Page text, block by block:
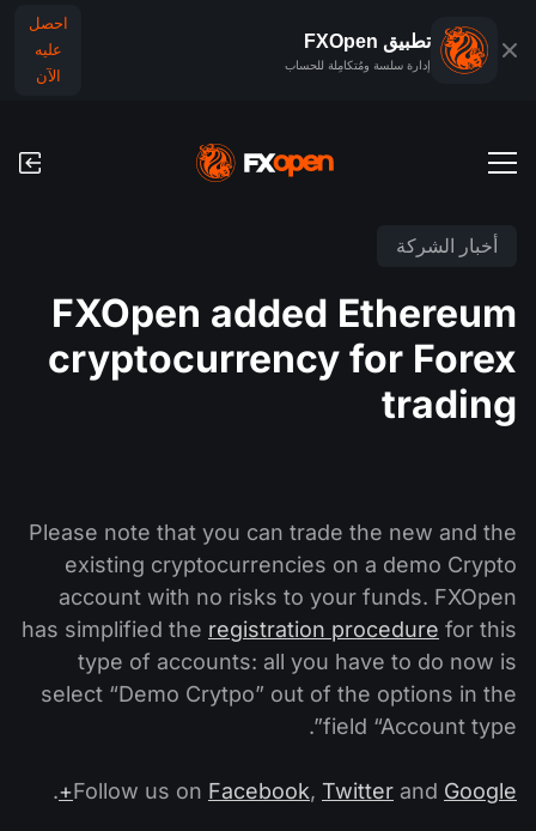
تطبيق FXOpen
إدارة سلسة ومُتكامِلة للحساب
احصل
عليه
الآن
الحساب التجريبي للفوركس
العمولات ورسوم التبييت (السواب)
عمليات الدفع
عمليات الإيداع والسحب
الفوركس
المؤشرات
التداول في صناديق الإستثمار المتداولة (ETF)
العملات الرقمية
منصَّات التداوُل
TickTrader
تطبيق FXOpen
iOS FXOpen App
Android FXOpen App
المُخدِّم الافتراضي الخاص (VPS)
واجهة API وفق بروتوكول FIX
التقويم الاقتصادي
تقويم توزيعات الأرباح
منتدى الفوركس
مركز المساعدة
ما هو تداوُل عقود الفروقات (CFD)؟
لماذا نحن؟
تاريخنا
اتصل بنا
أخبار الشركة
FXOpen added Ethereum
cryptocurrency for Forex
trading
Please note that you can trade the new and the
existing cryptocurrencies on a demo Crypto
account with no risks to your funds. FXOpen
has simplified the registration procedure for this
type of accounts: all you have to do now is
select “Demo Crytpo” out of the options in the
field “Account type”.
Follow us on Facebook, Twitter and Google+
.